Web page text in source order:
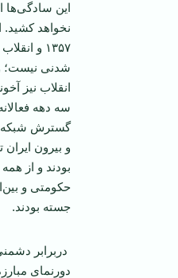
اين
نخواهد کشيد.
۱۳۵۷ و
شدنی نيست؛
انقلاب نيز
سه دهه
گسترش شبکه
و بيرون
بودند و از
حکومتی و
جسته بودند.
دربرابر
دورنمای